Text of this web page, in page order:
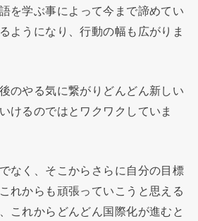
を学ぶ事によって今まで諦めてい
ようになり、行動の幅も広がりま
のやる気に繋がりどんどん新しい
けるのではとワクワクしていま
なく、そこからさらに自分の目標
れからも頑張っていこうと思える
これからどんどん国際化が進むと